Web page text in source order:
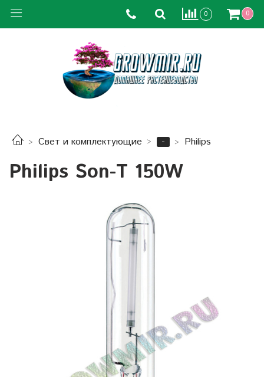
0 0
Свет и комплектующие - Philips
Philips Son-T 150W